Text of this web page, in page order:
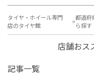
タイヤ・ホイール専門
店のタイヤ館
都道府
ら探す
店舗おス
記事一覧